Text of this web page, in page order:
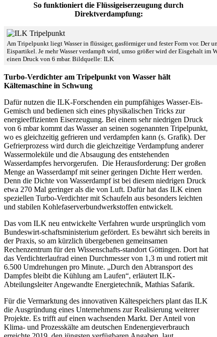
So funktioniert die Flüssigeiserzeugung durch
Direktverdampfung:
Am Tripelpunkt liegt Wasser in flüssiger, gasförmiger und fester Form vor. Der
Eispartikel. Je mehr Wasser verdampft wird, umso größer wird der Eisgehalt im
einen Druck von 6 mbar. Bildquelle: ILK
Turbo-Verdichter am Tripelpunkt von Wasser hält
Kältemaschine in Schwung
Dafür nutzen die ILK-Forschenden ein pumpfähiges Wasser-Eis-
Gemisch und bedienen sich eines physikalischen Tricks zur
energieeffizienten Eiserzeugung. Bei einem sehr niedrigen Druck
von 6 mbar kommt das Wasser an seinen sogenannten Tripelpunkt,
wo es gleichzeitig gefrieren und verdampfen kann (s. Grafik). Der
Gefrierprozess wird durch die gleichzeitige Verdampfung anderer
Wassermoleküle und die Absaugung des entstehenden
Wasserdampfes hervorgerufen. Die Herausforderung: Der großen
Menge an Wasserdampf mit seiner geringen Dichte Herr werden.
Denn die Dichte von Wasserdampf ist bei diesem niedrigen Druck
etwa 270 Mal geringer als die von Luft. Dafür hat das ILK einen
speziellen Turbo-Verdichter mit Schaufeln aus besonders leichten
und stabilen Kohlefaserverbundwerkstoffen entwickelt.
Das vom ILK neu entwickelte Verfahren wurde ursprünglich vom
Bundeswirt-schaftsministerium gefördert. Es bewährt sich bereits in
der Praxis, so am kürzlich übergebenen gemeinsamen
Rechenzentrum für den Wissenschafts-standort Göttingen. Dort hat
das Verdichterlaufrad einen Durchmesser von 1,3 m und rotiert mit
6.500 Umdrehungen pro Minute. „Durch den Abtransport des
Dampfes bleibt die Kühlung am Laufen“, erläutert ILK-
Abteilungsleiter Angewandte Energietechnik, Mathias Safarik.
Für die Vermarktung des innovativen Kältespeichers plant das ILK
die Ausgründung eines Unternehmens zur Realisierung weiterer
Projekte. Es trifft auf einen wachsenden Markt. Der Anteil von
Klima- und Prozesskälte am deutschen Endenergieverbrauch